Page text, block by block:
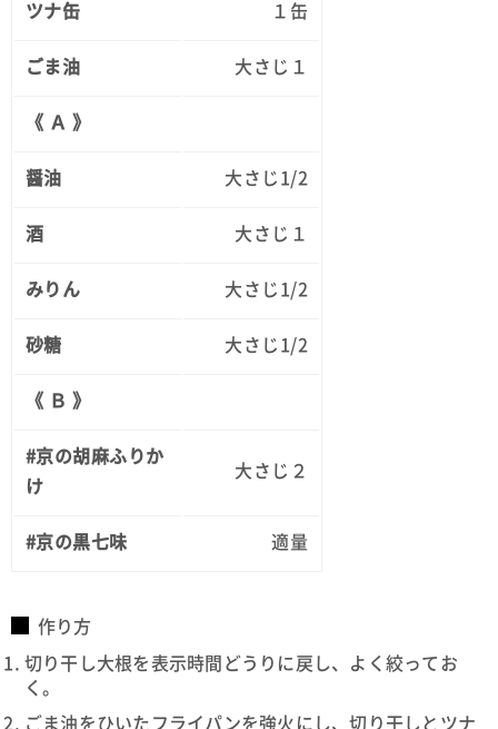
ツナ缶 １缶
ごま油 大さじ１
《 Ａ 》
醤油 大さじ1/2
酒 大さじ１
みりん 大さじ1/2
砂糖 大さじ1/2
《 Ｂ 》
#京の胡麻ふりか
け
大さじ２
#京の黒七味 適量
作り方
切り干し大根を表示時間どうりに戻し、よく絞ってお
く。
ごま油をひいたフライパンを強火にし、切り干しとツナ